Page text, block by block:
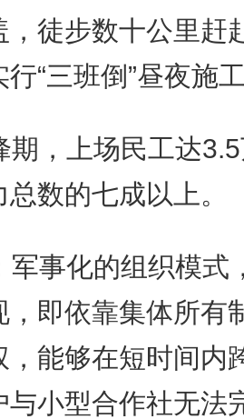
，徒步数十公里赶
“三班倒”昼夜施
期，上场民工达
数的七成以上。
军事化的组织模式
，即依靠集体所有
，能够在短时间内
与小型合作社无法